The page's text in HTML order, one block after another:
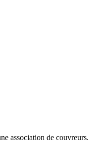
association de couvreurs.